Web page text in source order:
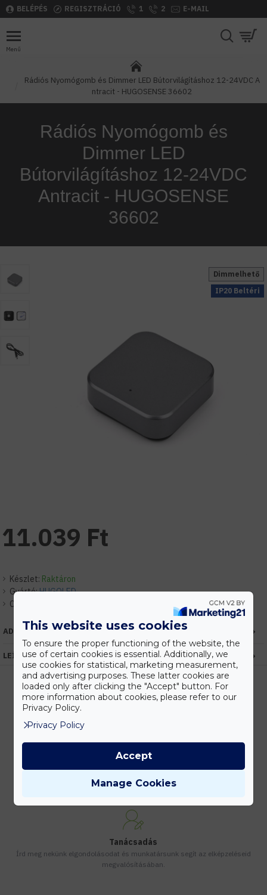
BELÉPÉS REGISZTRÁCIÓ 1 2 E-MAIL
Rádiós Nyomógomb és Dimmer LED Bútorvilágításhoz 12-24VDC A
ntracit - HUGOSENSE 36602
Rádiós Nyomógomb és
Dimmer LED
Bútorvilágításhoz 12-24VDC
Antracit - HUGOSENSE
36602
IP20 Beltéri
Dimmelhető
Készlet: Raktáron
Gyártó:HUGOLED
Cikkszám:
11.039 Ft
ADATOK
LEÍRÁS
Vásárolj nagyobb mennyiségben és megadjuk a legjobb gyártói árakat.
Gyors kiszállítás
Készleten lévő termékeinket akár 24 órán belül megkaphatod!
Tanácsadás
Írd meg nekünk elgondolásodat és munkatársunk segít az elképzeléseid
megvalósításában.
This website uses cookies
To ensure the proper functioning of the website, the
use of certain cookies is essential. Additionally, we
use cookies for statistical, marketing measurement,
and advertising purposes. These latter cookies are
loaded only after clicking the "Accept" button. For
more information about cookies, please refer to our
Privacy Policy.
Privacy Policy
Manage Cookies
Accept